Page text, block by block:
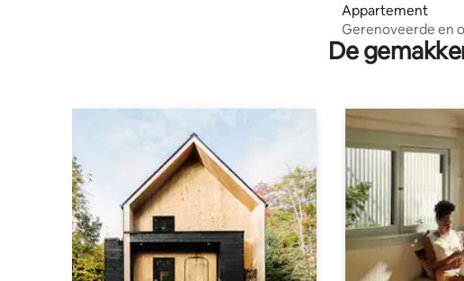
Appartement
Gerenoveerde en
met buitenkant
De